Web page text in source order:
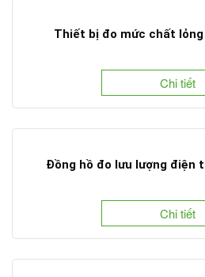
Thiết bị đo mức chất lỏng
Chi tiết
Đồng hồ đo lưu lượng điện
Chi tiết